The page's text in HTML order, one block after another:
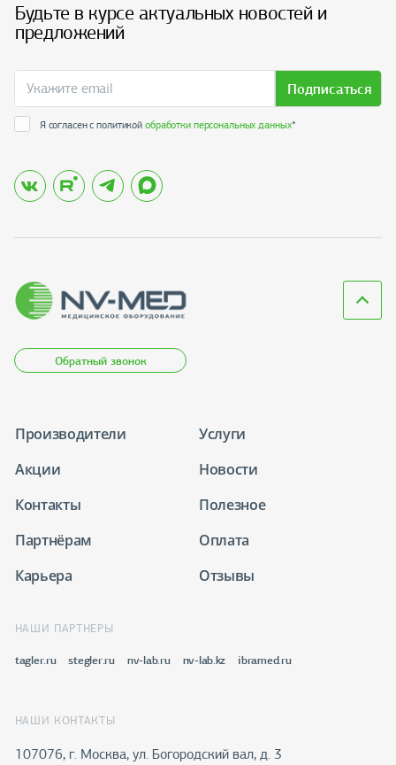
Будьте в курсе актуальных новостей и
предложений
Подписаться
Я согласен с политикойобработки персональных данных*
Обратный звонок
Производители
Услуги
Акции
Новости
Контакты
Полезное
Партнёрам
Оплата
Карьера
Отзывы
НАШИ ПАРТНЕРЫ
tagler.ru stegler.ru nv-lab.ru nv-lab.kz ibramed.ru
НАШИ КОНТАКТЫ
107076, г. Москва, ул. Богородский вал, д. 3